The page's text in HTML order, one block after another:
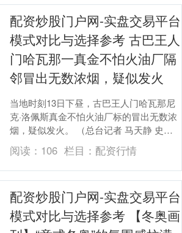
配资炒股门户网-实盘交易平台
模式对比与选择参考 古巴王人
门哈瓦那一真金不怕火油厂隔
邻冒出无数浓烟，疑似发火
当地时刻13日下昼，古巴王人门哈瓦那尼
克·洛佩斯真金不怕火油厂标的冒出无数浓
烟，疑似发火。 （总台记者 马天静 史
跃） （央视新闻客户端）配资炒股门户网-
实盘交....
阅读： 106 栏目： 配资行情
配资炒股门户网-实盘交易平台
模式对比与选择参考 【冬奥画